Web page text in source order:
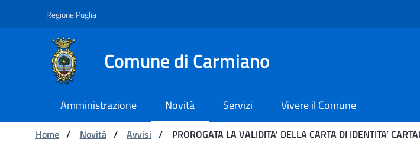
Navigazione
Salta al contenuto
Regione Puglia
Comune di Carmiano
Amministrazione Novità Servizi Vivere il Comune
Ti trovi in:
Home / Novità / Avvisi / PROROGATA LA VALIDITA’ DELLA CARTA DI IDENTITA’